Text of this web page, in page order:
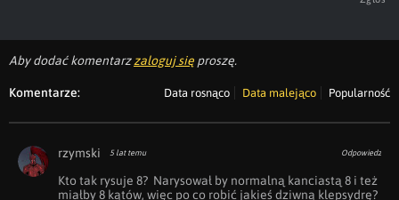
Aby dodać komentarzzaloguj się proszę.
Komentarze: Data rosnąco Data malejąco Popularność
rzymski 5 lat temu Odpowiedz
Kto tak rysuje 8?  Narysował by normalną kanciastą 8 i też
miałby 8 kątów, więc po co robić jakieś dziwną klepsydrę?